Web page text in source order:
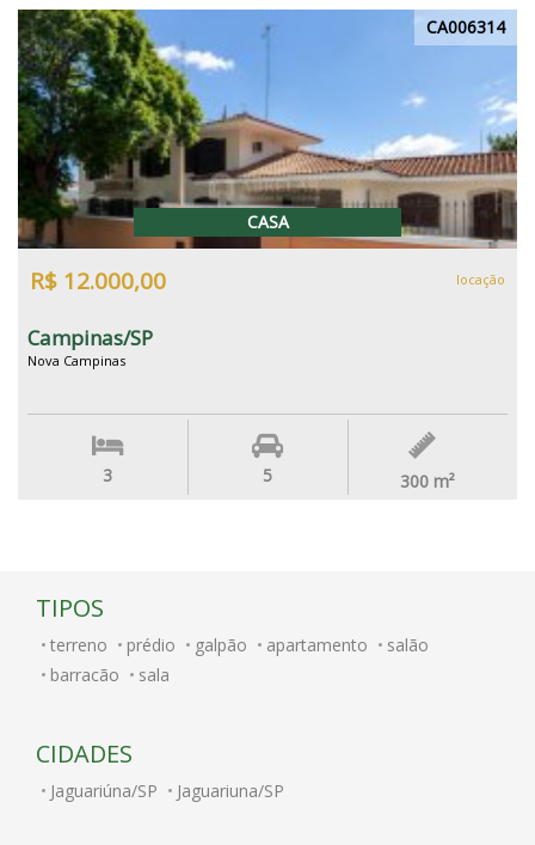
CA006314
CASA
R$ 12.000,00 locação
Campinas/SP
Nova Campinas
3 5 300 m²
TIPOS
terreno prédio galpão apartamento
salão
barracão
sala
CIDADES
Jaguariúna/SP Jaguariuna/SP